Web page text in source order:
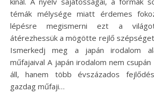
témák mélysége miatt érdemes
lépésre megismerni ezt a
átérezhessük a mögötte rejlő
Ismerkedj meg a japán irodalom
műfajaival A japán irodalom nem
áll, hanem több évszázados
gazdag műfaji…